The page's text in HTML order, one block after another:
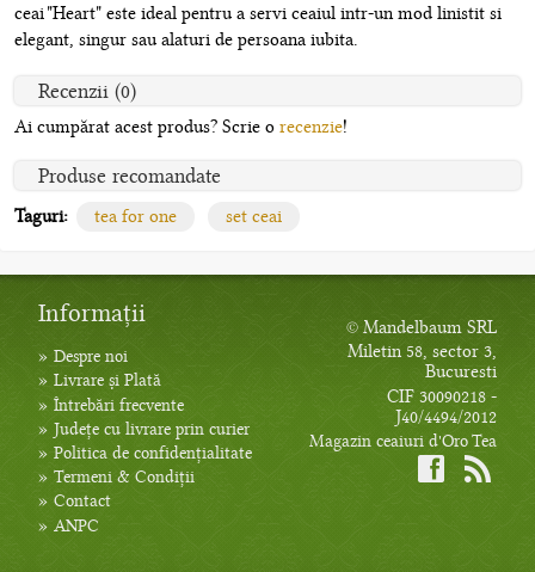
ceai "Heart" este ideal pentru a servi ceaiul intr-un mod linistit si
elegant, singur sau alaturi de persoana iubita.
Recenzii (0)
Ai cumpărat acest produs? Scrie o recenzie!
Produse recomandate
Taguri: tea for one set ceai
Informații
» Despre noi
» Livrare și Plată
» Întrebări frecvente
» Județe cu livrare prin curier
» Politica de confidențialitate
» Termeni & Condiții
» Contact
» ANPC
© Mandelbaum SRL
Miletin 58, sector 3,
Bucuresti
CIF 30090218 -
J40/4494/2012
Magazin ceaiuri d'Oro Tea